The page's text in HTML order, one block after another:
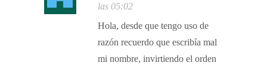
las 05:02
Hola, desde que tengo uso de
razón recuerdo que escribía mal
mi nombre, invirtiendo el orden